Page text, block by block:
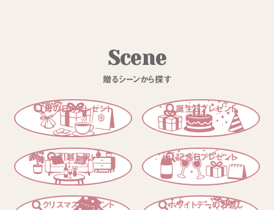
Scene
贈るシーンから探す
母の日のプレゼント 誕生日プレゼント
引越し祝い 記念日プレゼント
クリスマスプレゼント ホワイトデーのお返し